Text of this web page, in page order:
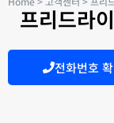
프리드라
전화번호